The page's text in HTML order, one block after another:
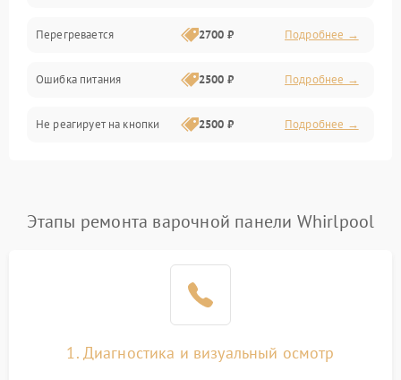
Перегревается 2700 ₽ Подробнее →
Ошибка питания 2500 ₽ Подробнее →
Не реагирует на кнопки 2500 ₽ Подробнее →
Этапы ремонта варочной панели Whirlpool
1. Диагностика и визуальный осмотр